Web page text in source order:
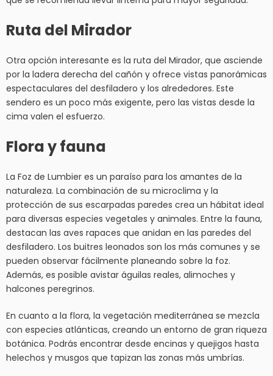
Ruta del Mirador
Otra opción interesante es la ruta del Mirador, que asciende
por la ladera derecha del cañón y ofrece vistas panorámicas
espectaculares del desfiladero y los alrededores. Este
sendero es un poco más exigente, pero las vistas desde la
cima valen el esfuerzo.
Flora y fauna
La Foz de Lumbier es un paraíso para los amantes de la
naturaleza. La combinación de su microclima y la
protección de sus escarpadas paredes crea un hábitat ideal
para diversas especies vegetales y animales. Entre la fauna,
destacan las aves rapaces que anidan en las paredes del
desfiladero. Los buitres leonados son los más comunes y se
pueden observar fácilmente planeando sobre la foz.
Además, es posible avistar águilas reales, alimoches y
halcones peregrinos.
En cuanto a la flora, la vegetación mediterránea se mezcla
con especies atlánticas, creando un entorno de gran riqueza
botánica. Podrás encontrar desde encinas y quejigos hasta
helechos y musgos que tapizan las zonas más umbrías.